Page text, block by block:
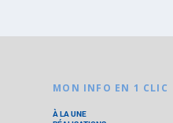
MON INFO EN 1 CLIC
À LA UNE